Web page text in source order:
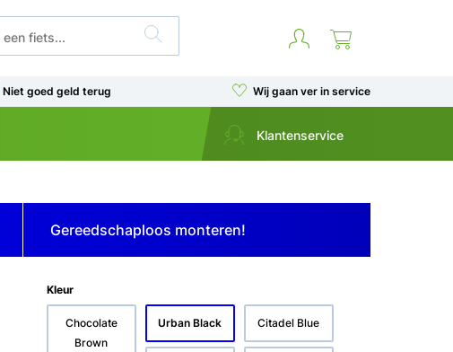
Niet goed geld terug Wij gaan ver in service
Klantenservice
Gereedschaploos monteren!
Kleur
Chocolate
Brown
Urban Black Citadel Blue